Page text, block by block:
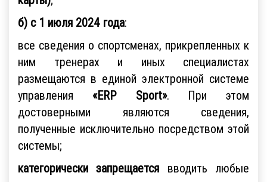
б) с 1 июля 2024 года:
все сведения о спортсменах, прикрепленных к
ним тренерах и иных специалистах
размещаются в единой электронной системе
управления «ERP Sport». При этом
достоверными являются сведения,
полученные исключительно посредством этой
системы;
категорически запрещается вводить любые